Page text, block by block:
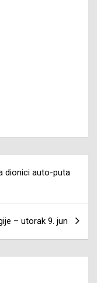
dionici auto-puta
– utorak 9. jun